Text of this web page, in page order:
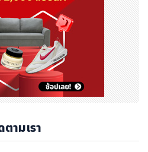
าพย์ผจญภัยท่องโลกดนตรีของจั
ลีวูด
ตามเรา